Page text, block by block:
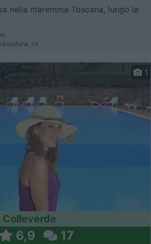
nella maremma Toscana, lungo la
14
1
Colleverde
6,9 17